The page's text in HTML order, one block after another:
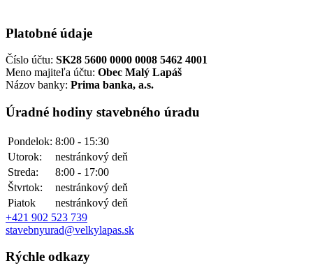
Platobné údaje
Číslo účtu: SK28 5600 0000 0008 5462 4001
Meno majiteľa účtu: Obec Malý Lapáš
Názov banky: Prima banka, a.s.
Úradné hodiny stavebného úradu
Pondelok: 8:00 - 15:30
Utorok:
nestránkový deň
Streda:
8:00 - 17:00
Štvrtok:
nestránkový deň
Piatok
nestránkový deň
+421 902 523 739
stavebnyurad@velkylapas.sk
Rýchle odkazy